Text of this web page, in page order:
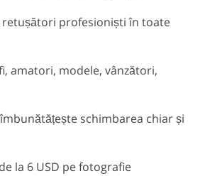
retușători profesioniști în toate
amatori, modele, vânzători,
schimbarea chiar și
la 6 USD pe fotografie